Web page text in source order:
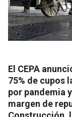
El CEPA
75% de cupos
por pandemia
margen de